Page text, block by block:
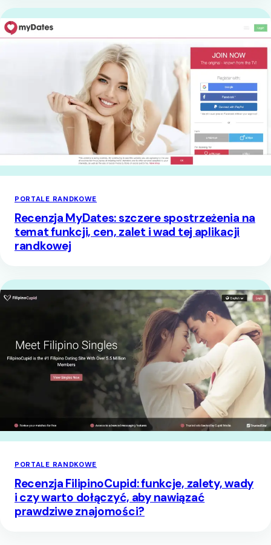
PORTALE RANDKOWE
Recenzja MyDates: szczere spostrzeżenia na
temat funkcji, cen, zalet i wad tej aplikacji
randkowej
PORTALE RANDKOWE
Recenzja FilipinoCupid: funkcje, zalety, wady
i czy warto dołączyć, aby nawiązać
prawdziwe znajomości?